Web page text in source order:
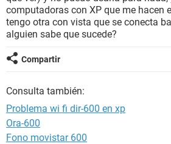
computadoras con XP que me hacen
tengo otra con vista que se conecta
alguien sabe que sucede?
Compartir
Consulta también:
Problema wi fi dir-600 en xp
Ora-600
Fono movistar 600